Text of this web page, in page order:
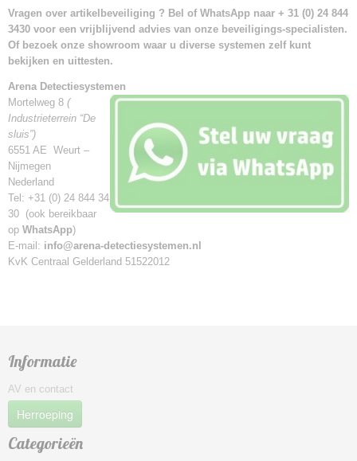
Vragen over artikelbeveiliging ? Bel of WhatsApp naar + 31 (0) 24 844
3430 voor een vrijblijvend advies van onze beveiligings-specialisten.
Of bezoek onze showroom waar u diverse systemen zelf kunt
bekijken en uittesten.
Arena Detectiesystemen
Mortelweg 8 (
Industrieterrein “De
sluis”)
6551 AE Weurt –
Nijmegen
Nederland
Tel: +31 (0) 24 844 34
30 (ook bereikbaar
op WhatsApp)
E-mail: info@arena-detectiesystemen.nl
KvK Centraal Gelderland 51522012
Informatie
AV en contact
Herroeping
Categorieën